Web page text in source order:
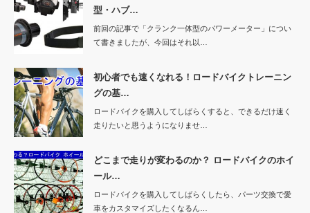
型・ハブ…
前回の記事で「クランク一体型のパワーメーター」につい
て書きましたが、今回はそれ以…
初心者でも速くなれる！ロードバイクトレーニン
グの基…
ロードバイクを購入してしばらくすると、できるだけ速く
走りたいと思うようになりませ…
どこまで走りが変わるのか？ ロードバイクのホイ
ール…
ロードバイクを購入してしばらくしたら、パーツ交換で愛
車をカスタマイズしたくなるん…